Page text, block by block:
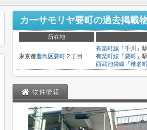
カーサモリヤ要町の過去掲載
所在地
東京都豊島区要町 ２丁目
有楽町線 「 千川
」
有楽町線 「 要町 」
西武池袋線 「 椎名
物件情報